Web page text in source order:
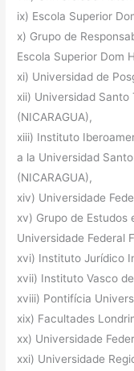
ix) Escola Superior
x) Grupo de
Escola Superior Dom
xi) Universidad de
xii) Universidad Santo
(NICARAGUA),
xiii) Instituto
a la Universidad
(NICARAGUA),
xiv) Universidade
xv) Grupo de Estudos
Universidade Federal
xvi) Instituto Jurídico
xvii) Instituto Vasco
xviii) Pontifícia
xix) Facultades
xx) Universidade
xxi) Universidade